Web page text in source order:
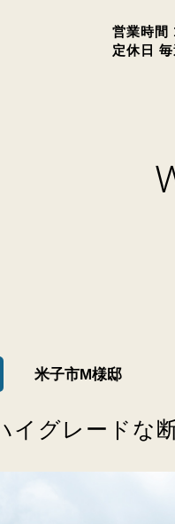
営業時間
定休日 毎
米子市M様邸
イグレードな